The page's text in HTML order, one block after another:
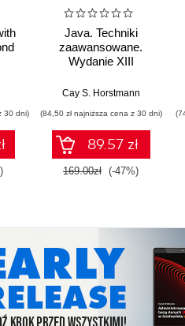
its
30 dni)
Java. Techniki
zaawansowane.
Wydanie XIII
Cay S. Horstmann
(84,50 zł najniższa cena z 30 dni)
89.57 zł
169.00zł (-47%)